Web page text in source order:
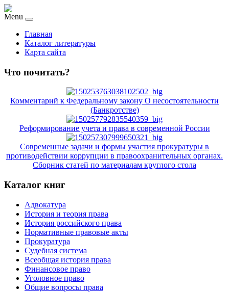
Menu
Главная
Каталог литературы
Карта сайта
Что почитать?
Комментарий к Федеральному закону О несостоятельности
(Банкротстве)
Реформирование учета и права в современной России
Современные задачи и формы участия прокуратуры в
противодействии коррупции в правоохранительных органах.
Сборник статей по материалам круглого стола
Каталог книг
Адвокатура
История и теория права
История российского права
Нормативные правовые акты
Прокуратура
Судебная система
Всеобщая история права
Финансовое право
Уголовное право
Общие вопросы права